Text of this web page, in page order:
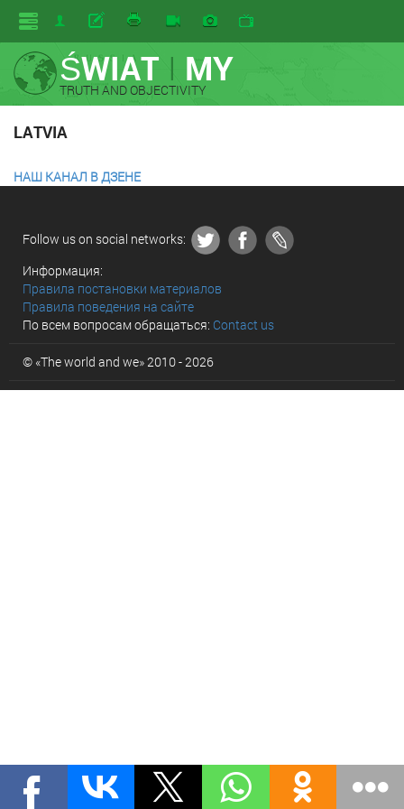
ŚWIAT I MY
TRUTH AND OBJECTIVITY
LATVIA
НАШ КАНАЛ В ДЗЕНЕ
Follow us on social networks:
Информация:
Правила постановки материалов
Правила поведения на сайте
По всем вопросам обращаться: Contact us
© «The world and we» 2010 - 2026